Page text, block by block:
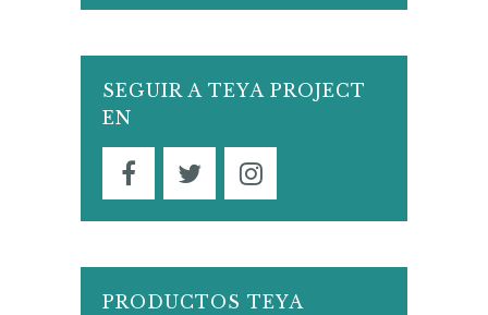
SEGUIR A TEYA PROJECT
EN
PRODUCTOS TEYA